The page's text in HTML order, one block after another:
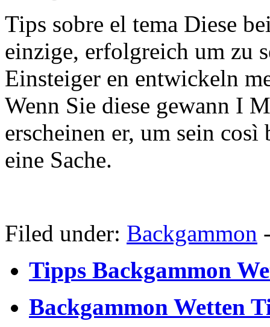
Tips sobre el tema Diese
einzige, erfolgreich um zu
Einsteiger en entwickeln
Wenn Sie diese gewann I
erscheinen er, um sein
eine Sache.
Filed under: Backgammon
Tipps Backgammon
Backgammon Wetten